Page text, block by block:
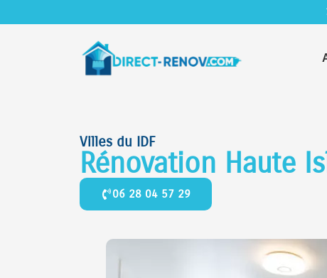
Villes du IDF
Rénovation Haute
06 28 04 57 29